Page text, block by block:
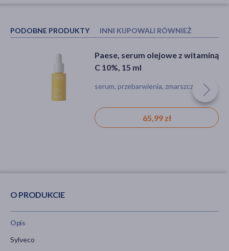
PODOBNE PRODUKTY INNI KUPOWALI RÓWNIEŻ
Paese, serum olejowe z witaminą
C 10%, 15 ml
serum, przebarwienia, zmarszczki
65,99 zł
ZIELNIK DOZ Melisa, cukierki
ziołowe, 60 g
cukierki, nadzienie, melisa, witamina C
5,99 zł
O PRODUKCIE
Opis
Sylveco